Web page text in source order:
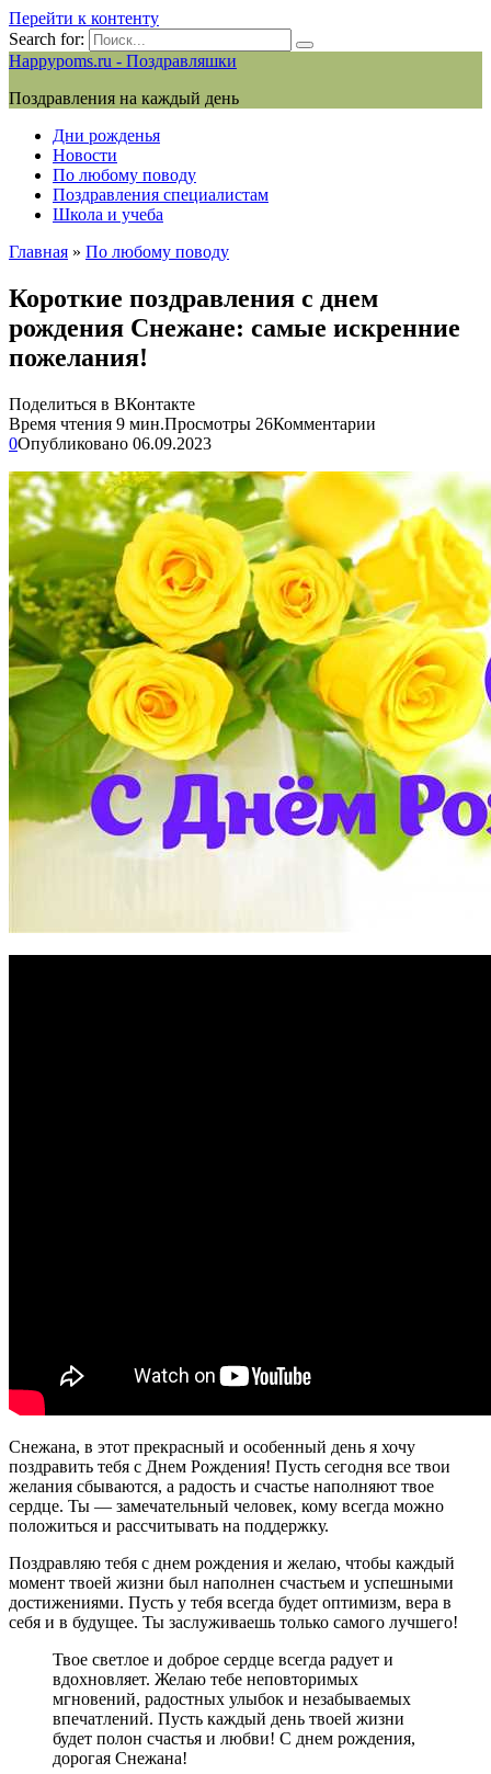
Перейти к контенту
Search for:
Happypoms.ru - Поздравляшки
Поздравления на каждый день
Дни рожденья
Новости
По любому поводу
Поздравления специалистам
Школа и учеба
Главная » По любому поводу
Короткие поздравления с днем
рождения Снежане: самые искренние
пожелания!
Поделиться в ВКонтакте
Время чтения 9 мин.Просмотры 26Комментарии
0Опубликовано 06.09.2023
Снежана, в этот прекрасный и особенный день я хочу
поздравить тебя с Днем Рождения! Пусть сегодня все твои
желания сбываются, а радость и счастье наполняют твое
сердце. Ты — замечательный человек, кому всегда можно
положиться и рассчитывать на поддержку.
Поздравляю тебя с днем рождения и желаю, чтобы каждый
момент твоей жизни был наполнен счастьем и успешными
достижениями. Пусть у тебя всегда будет оптимизм, вера в
себя и в будущее. Ты заслуживаешь только самого лучшего!
Твое светлое и доброе сердце всегда радует и
вдохновляет. Желаю тебе неповторимых
мгновений, радостных улыбок и незабываемых
впечатлений. Пусть каждый день твоей жизни
будет полон счастья и любви! С днем рождения,
дорогая Снежана!